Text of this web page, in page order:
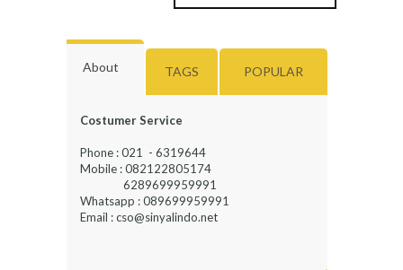
About TAGS POPULAR
Costumer Service
Phone : 021 - 6319644
Mobile : 082122805174
6289699959991
Whatsapp : 089699959991
Email : cso@sinyalindo.net